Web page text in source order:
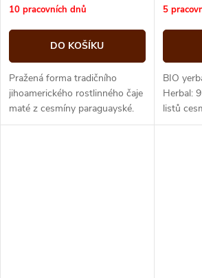
cena:
10 pracovních dnů
DO KOŠÍKU
Pražená forma tradičního
jihoamerického rostlinného čaje
maté z cesmíny paraguayské.
Na rozdíl od zeleného maté má
cena:
5
BIO
Herbal:
listů